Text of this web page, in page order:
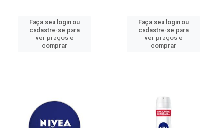
Faça seu login ou
cadastre-se para
ver preços e
comprar
Faça seu login ou
cadastre-se para
ver preços e
comprar